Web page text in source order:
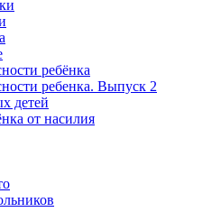
ребёнка
ребенка. Выпуск 2
детей
от насилия